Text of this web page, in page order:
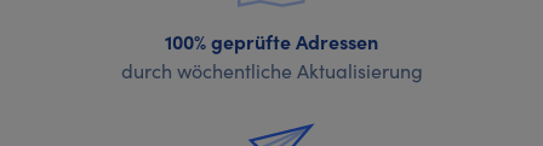
100% geprüfte Adressen
durch wöchentliche Aktualisierung